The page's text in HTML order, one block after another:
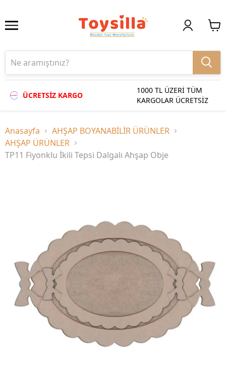
ÜCRETSİZ KARGO
1000 TL ÜZERİ TÜM
KARGOLAR ÜCRETSİZ
Anasayfa
AHŞAP BOYANABİLİR ÜRÜNLER
AHŞAP ÜRÜNLER
TP11 Fiyonklu İkili Tepsi Dalgalı Ahşap Obje